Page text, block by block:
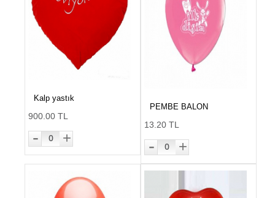
Kalp yastık
900.00 TL
- 0 +
PEMBE BALON
13.20 TL
- 0 +